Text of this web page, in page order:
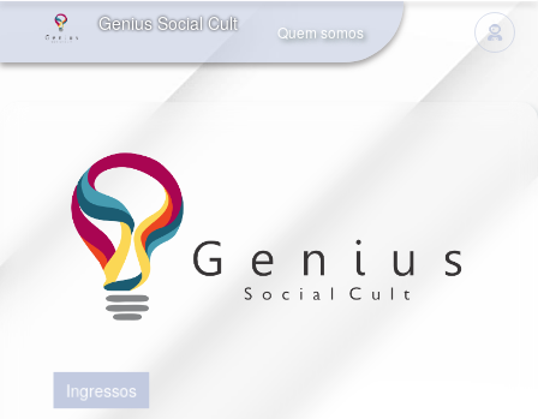
Genius Social Cult Quem somos
Ingressos